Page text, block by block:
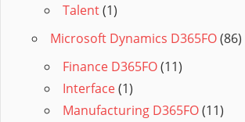
Talent(1)
Microsoft Dynamics D365FO(86)
Finance D365FO(11)
Interface(1)
Manufacturing D365FO(11)